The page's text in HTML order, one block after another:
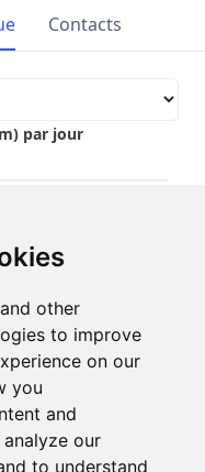
other
to improve
on our
you
and
our
to understand
Contacts
par jour